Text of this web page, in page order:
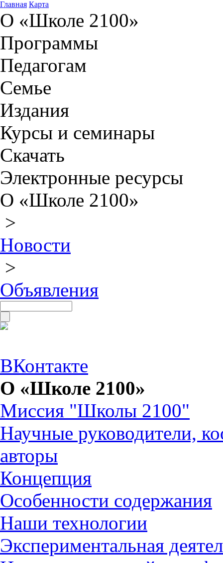
Главная Карта
О «Школе 2100»
Программы
Педагогам
Семье
Издания
Курсы и семинары
Скачать
Электронные ресурсы
О «Школе 2100»
>
Новости
>
Объявления
ВКонтакте
О «Школе 2100»
Миссия "Школы 2100"
Научные руководители,
авторы
Концепция
Особенности содержания
Наши технологии
Экспериментальная